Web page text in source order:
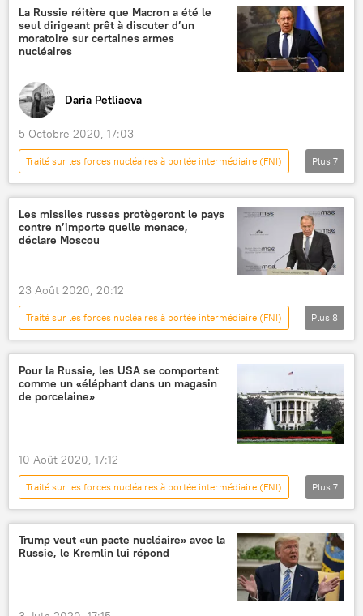
Vladimir Poutine
Russie
La Russie réitère que Macron a été le
seul dirigeant prêt à discuter d’un
moratoire sur certaines armes
nucléaires
Daria Petliaeva
5 Octobre 2020, 17:03
Traité sur les forces nucléaires à portée intermédiaire (FNI)
Actualités
International
Russie
France
sécurité
Sergueï Lavrov
ministère russe des Affaires étrangères
Plus 7
Les missiles russes protègeront le pays
contre n’importe quelle menace,
déclare Moscou
23 Août 2020, 20:12
Traité sur les forces nucléaires à portée intermédiaire (FNI)
Actualités
International
Sergueï Lavrov
missiles
Russie
États-Unis
armements
Plus 8
Pour la Russie, les USA se comportent
comme un «éléphant dans un magasin
de porcelaine»
10 Août 2020, 17:12
Traité sur les forces nucléaires à portée intermédiaire (FNI)
International
Actualités
États-Unis
Russie
Washington
Union européenne (UE)
Traité Ciel ouvert
Plus 7
Trump veut «un pacte nucléaire» avec la
Russie, le Kremlin lui répond